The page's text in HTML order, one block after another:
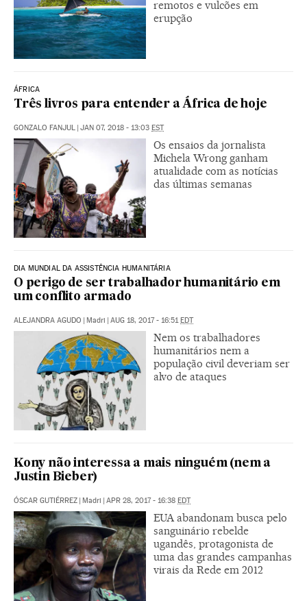
remotos e vulcões em
erupção
ÁFRICA
Três livros para entender a África de hoje
GONZALO FANJUL | JAN 07, 2018 - 13:03 EST
Os ensaios da jornalista
Michela Wrong ganham
atualidade com as notícias
das últimas semanas
DIA MUNDIAL DA ASSISTÊNCIA HUMANITÁRIA
O perigo de ser trabalhador humanitário em
um conflito armado
ALEJANDRA AGUDO | Madri | AUG 18, 2017 - 16:51EDT
Nem os trabalhadores
humanitários nem a
população civil deveriam ser
alvo de ataques
Kony não interessa a mais ninguém (nem a
Justin Bieber)
ÓSCAR GUTIÉRREZ | Madri | APR 28, 2017 - 16:38 EDT
EUA abandonam busca pelo
sanguinário rebelde
ugandês, protagonista de
uma das grandes campanhas
virais da Rede em 2012